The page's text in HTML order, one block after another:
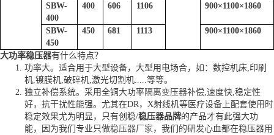
SBW-
400
400 606 1106 900×1100×1860
SBW-
450
450 681 1113 900×1100×1860
大功率稳压器有什么特点？
功率大。适合用于大型设备，大型用电场合，如：数控机床,印刷
机,镀膜机,破碎机,激光切割机.....等等。
独立补偿系统。采用全铜大功率隔离变压器补偿,速度快,稳定性
好，抗干扰性能强。尤其在DR，X射线机等医疗设备上配套使用时
稳定效果尤为明显，只有创稳/稳压器品牌的产品才有此强大功
能，因为我们专业只做稳压器厂家 ，我们的研发心血都在稳压器用